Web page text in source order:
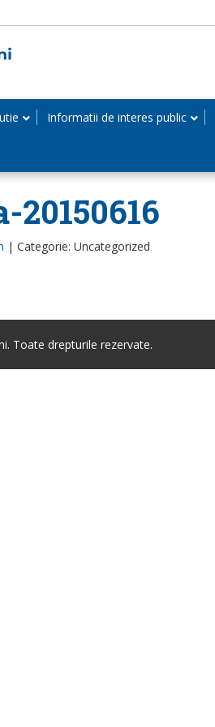
Informatii de interes public
20150616
| Categorie: Uncategorized
Toate drepturile rezervate.